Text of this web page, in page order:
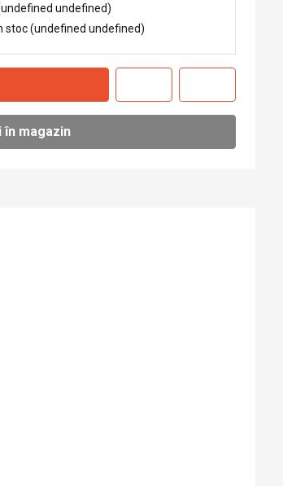
undefined)
stoc (undefined undefined)
în magazin